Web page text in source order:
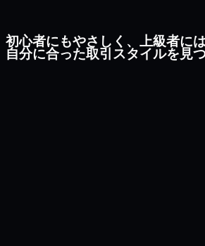
初心者にもやさしく、上級者に
自分に合った取引スタイルを見